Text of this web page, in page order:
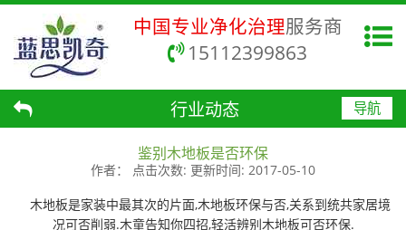
中国专业净化治理服务商
15112399863
行业动态 导航
鉴别木地板是否环保
作者： 点击次数: 更新时间: 2017-05-10
木地板是家装中最其次的片面,木地板环保与否,关系到统共家居境
况可否削弱.木童告知你四招,轻活辨别木地板可否环保.